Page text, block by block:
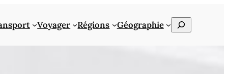
Voyager Régions Géographie Rechercher